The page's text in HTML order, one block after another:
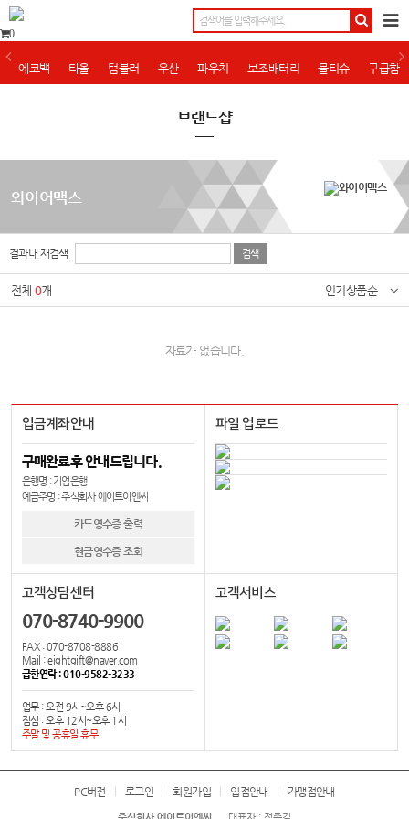
0
에코백 타올 텀블러 우산 파우치 보조배터리 물티슈 구급함
브랜드샵
와이어맥스
결과내 재검색
전체0개 인기상품순
자료가 없습니다.
입금계좌안내
구매완료후 안내드립니다.
은행명 : 기업은행
예금주명 : 주식회사 에이트이엔씨
카드영수증 출력
현금영수증 조회
파일 업로드
고객상담센터
070-8740-9900
FAX : 070-8708-8886
Mail : eightgift@naver.com
급한연락 : 010-9582-3233
업무 : 오전 9시~오후 6시
점심 : 오후 12시~오후 1시
주말 및 공휴일 휴무
고객서비스
PC버전 로그인 회원가입 입점안내 가맹점안내